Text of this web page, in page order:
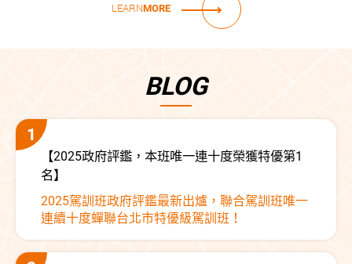
LEARNMORE
BLOG
【2025政府評鑑，本班唯一連十度榮獲特優第1
名】
2025駕訓班政府評鑑最新出爐，聯合駕訓班唯一
連續十度蟬聯台北市特優級駕訓班！